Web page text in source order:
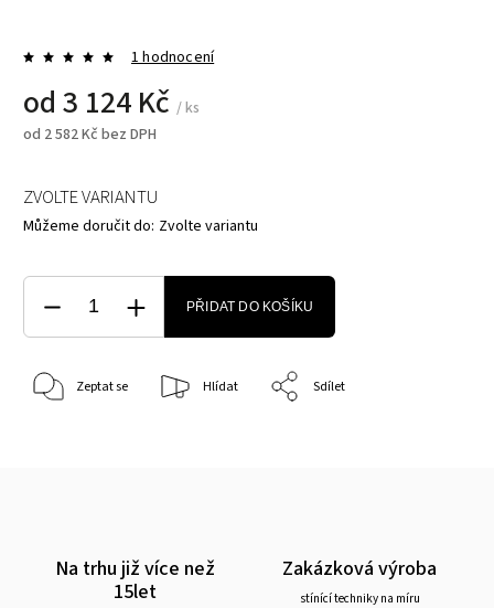
1 hodnocení
od 3 124 Kč / ks
od 2 582 Kč bez DPH
ZVOLTE VARIANTU
Můžeme doručit do: Zvolte variantu
PŘIDAT DO KOŠÍKU
Zeptat se Hlídat Sdílet
Na trhu již více než
15let
Zakázková výroba
stínící techniky na míru